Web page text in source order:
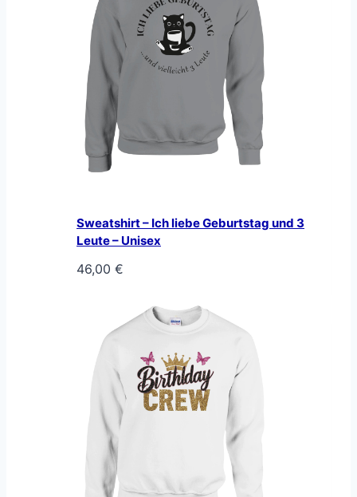
Sweatshirt – Ich liebe Geburtstag und 3
Leute – Unisex
46,00 €